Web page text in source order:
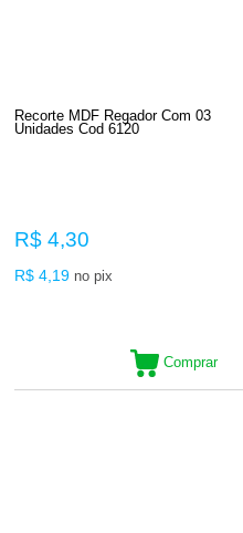
Recorte MDF Regador Com 03
Unidades Cod 6120
R$ 4,30
R$ 4,19 no pix
Comprar